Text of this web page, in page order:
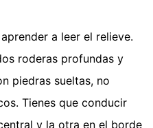
a leer el relieve.
roderas profundas y
piedras sueltas, no
Tienes que conducir
y la otra en el borde